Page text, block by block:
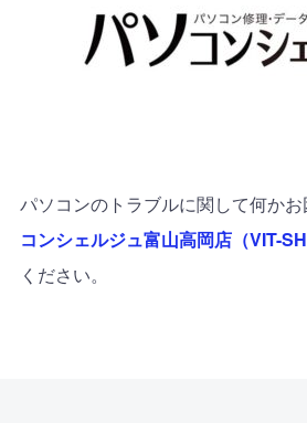
パソコンのトラブルに関して何か
コンシェルジュ富山高岡店（VIT-
ください。